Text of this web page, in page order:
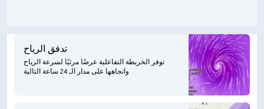
تدفق الرياح
توفر الخريطة التفاعلية عرضًا مرئيًا لسرعة الرياح
واتجاهها على مدار الـ 24 ساعة التالية